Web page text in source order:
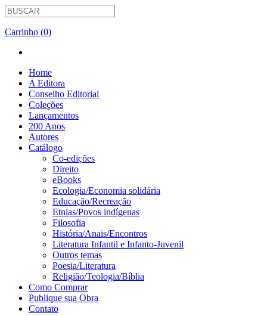
Carrinho (0)
Home
A Editora
Conselho Editorial
Coleções
Lançamentos
200 Anos
Autores
Catálogo
Co-edições
Direito
eBooks
Ecologia/Economia solidária
Educação/Recreação
Etnias/Povos indígenas
Filosofia
História/Anais/Encontros
Literatura Infantil e Infanto-Juvenil
Outros temas
Poesia/Literatura
Religião/Teologia/Bíblia
Como Comprar
Publique sua Obra
Contato